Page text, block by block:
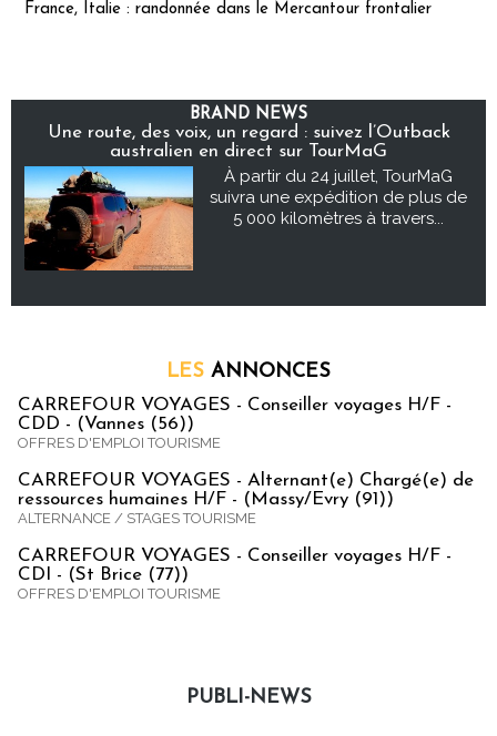
France, Italie : randonnée dans le Mercantour frontalier
BRAND NEWS
Une route, des voix, un regard : suivez l’Outback
australien en direct sur TourMaG
À partir du 24 juillet, TourMaG
suivra une expédition de plus de
5 000 kilomètres à travers...
LES ANNONCES
CARREFOUR VOYAGES - Conseiller voyages H/F -
CDD - (Vannes (56))
OFFRES D'EMPLOI TOURISME
CARREFOUR VOYAGES - Alternant(e) Chargé(e) de
ressources humaines H/F - (Massy/Evry (91))
ALTERNANCE / STAGES TOURISME
CARREFOUR VOYAGES - Conseiller voyages H/F -
CDI - (St Brice (77))
OFFRES D'EMPLOI TOURISME
PUBLI-NEWS